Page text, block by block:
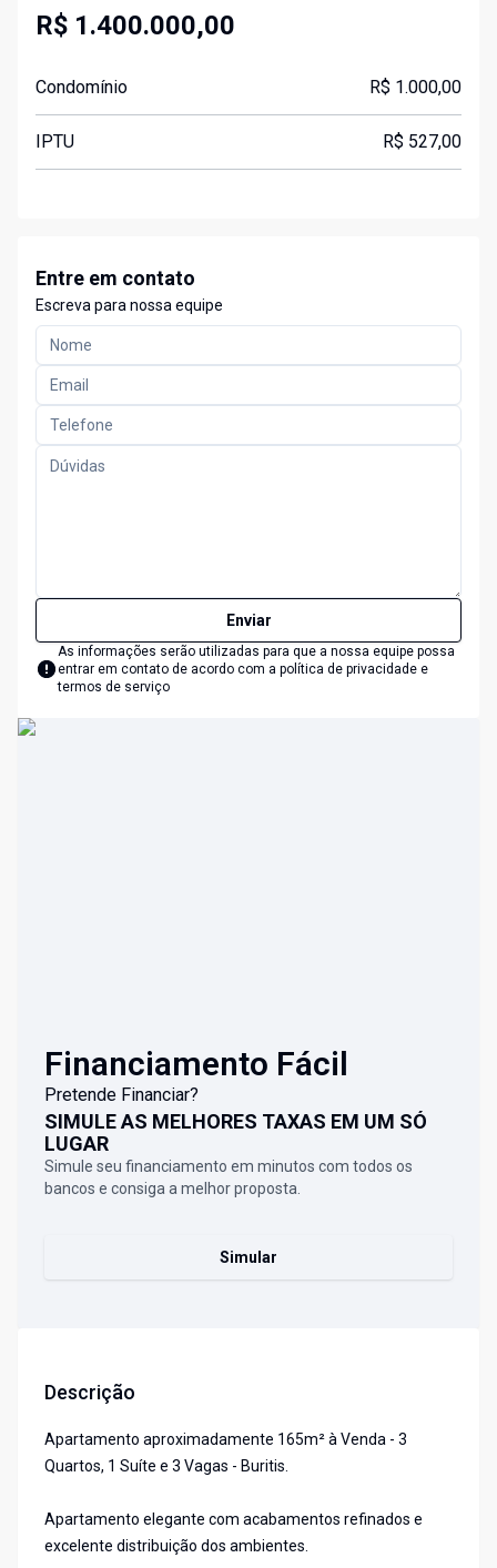
R$ 1.400.000,00
Condomínio R$ 1.000,00
IPTU R$ 527,00
Entre em contato
Escreva para nossa equipe
Enviar
As informações serão utilizadas para que a nossa equipe possa
entrar em contato de acordo com a política de privacidade e
termos de serviço
Financiamento Fácil
Pretende Financiar?
SIMULE AS MELHORES TAXAS EM UM SÓ
LUGAR
Simule seu financiamento em minutos com todos os
bancos e consiga a melhor proposta.
Simular
Descrição
Apartamento aproximadamente 165m² à Venda - 3
Quartos, 1 Suíte e 3 Vagas - Buritis.
Apartamento elegante com acabamentos refinados e
excelente distribuição dos ambientes.